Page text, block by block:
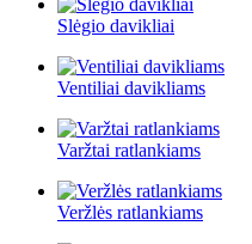
Slėgio davikliai
Ventiliai davikliams
Varžtai ratlankiams
Veržlės ratlankiams